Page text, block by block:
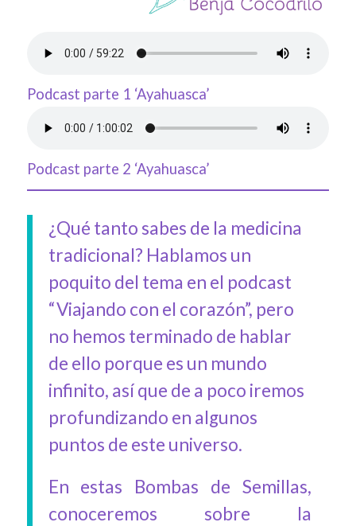
Podcast parte 1 ‘Ayahuasca’
Podcast parte 2 ‘Ayahuasca’
¿Qué tanto sabes de la medicina
tradicional? Hablamos un
poquito del tema en el podcast
“Viajando con el corazón”, pero
no hemos terminado de hablar
de ello porque es un mundo
infinito, así que de a poco iremos
profundizando en algunos
puntos de este universo.
En estas Bombas de Semillas,
conoceremos sobre la